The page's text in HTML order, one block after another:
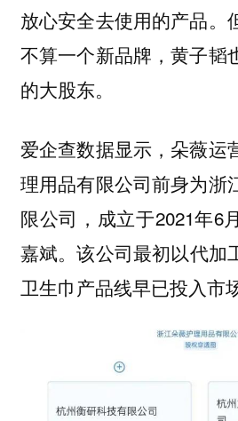
放心安全去使用的产品。
不算一个新品牌，黄子韬
的大股东。
爱企查数据显示，朵薇运
理用品有限公司前身为浙
限公司，成立于2021年6
嘉斌。该公司最初以代加
卫生巾产品线早已投入市场